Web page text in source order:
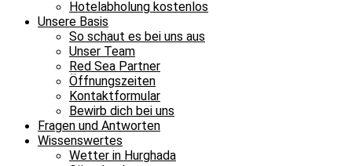
Hotelabholung kostenlos
Unsere Basis
So schaut es bei uns aus
Unser Team
Red Sea Partner
Öffnungszeiten
Kontaktformular
Bewirb dich bei uns
Fragen und Antworten
Wissenswertes
Wetter in Hurghada